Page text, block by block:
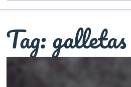
Tag:galletas